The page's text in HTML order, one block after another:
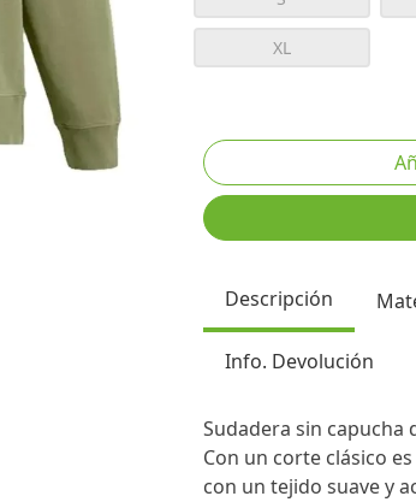
XL
Descripción
Info. Devolución
Sudadera sin capucha
Con un corte clásico
con un tejido suave y